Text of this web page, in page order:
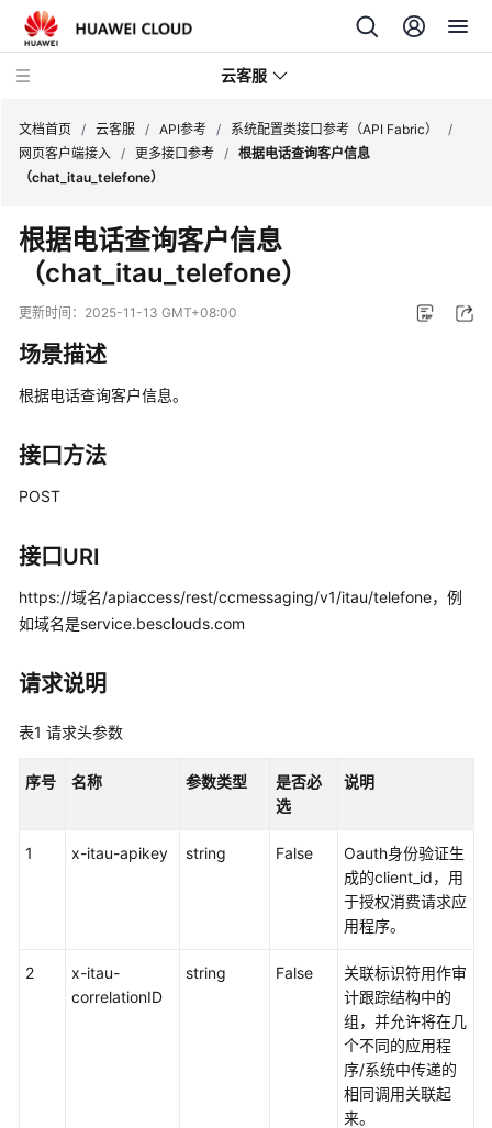
云客服
品
介
绍
快
速
入
门
用
户
指
价
格
说
开
指
文档首页 / 云客服 / API参考 / 系统配置类接口参考（API Fabric）
/
网页客户端接入 / 更多接口参考 / 根据电话查询客户信息
（chat_itau_telefone）
根据电话查询客户信息
（chat_itau_telefone）
更新时间： 2025-11-13 GMT+08:00
场景描述
根据电话查询客户信息。
接口方法
POST
接口URI
https://域名/apiaccess/rest/ccmessaging/v1/itau/telefone，例
如域名是service.besclouds.com
请求说明
表1 请求头参数
序号 名称 参数类型
是否必
选
说明
1 x-itau-apikey string False
Oauth身份验证生
成的client_id，用
于授权消费请求应
用程序。
2
x-itau-
correlationID
string False
关联标识符用作审
计跟踪结构中的
组，并允许将在几
个不同的应用程
序/系统中传递的
相同调用关联起
来。